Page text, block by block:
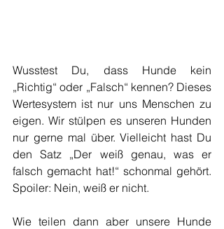
Wusstest Du, dass Hunde kein
„Richtig“ oder „Falsch“ kennen? Dieses
Wertesystem ist nur uns Menschen zu
eigen. Wir stülpen es unseren Hunden
nur gerne mal über. Vielleicht hast Du
den Satz „Der weiß genau, was er
falsch gemacht hat!“ schonmal gehört.
Spoiler: Nein, weiß er nicht.
Wie teilen dann aber unsere Hunde